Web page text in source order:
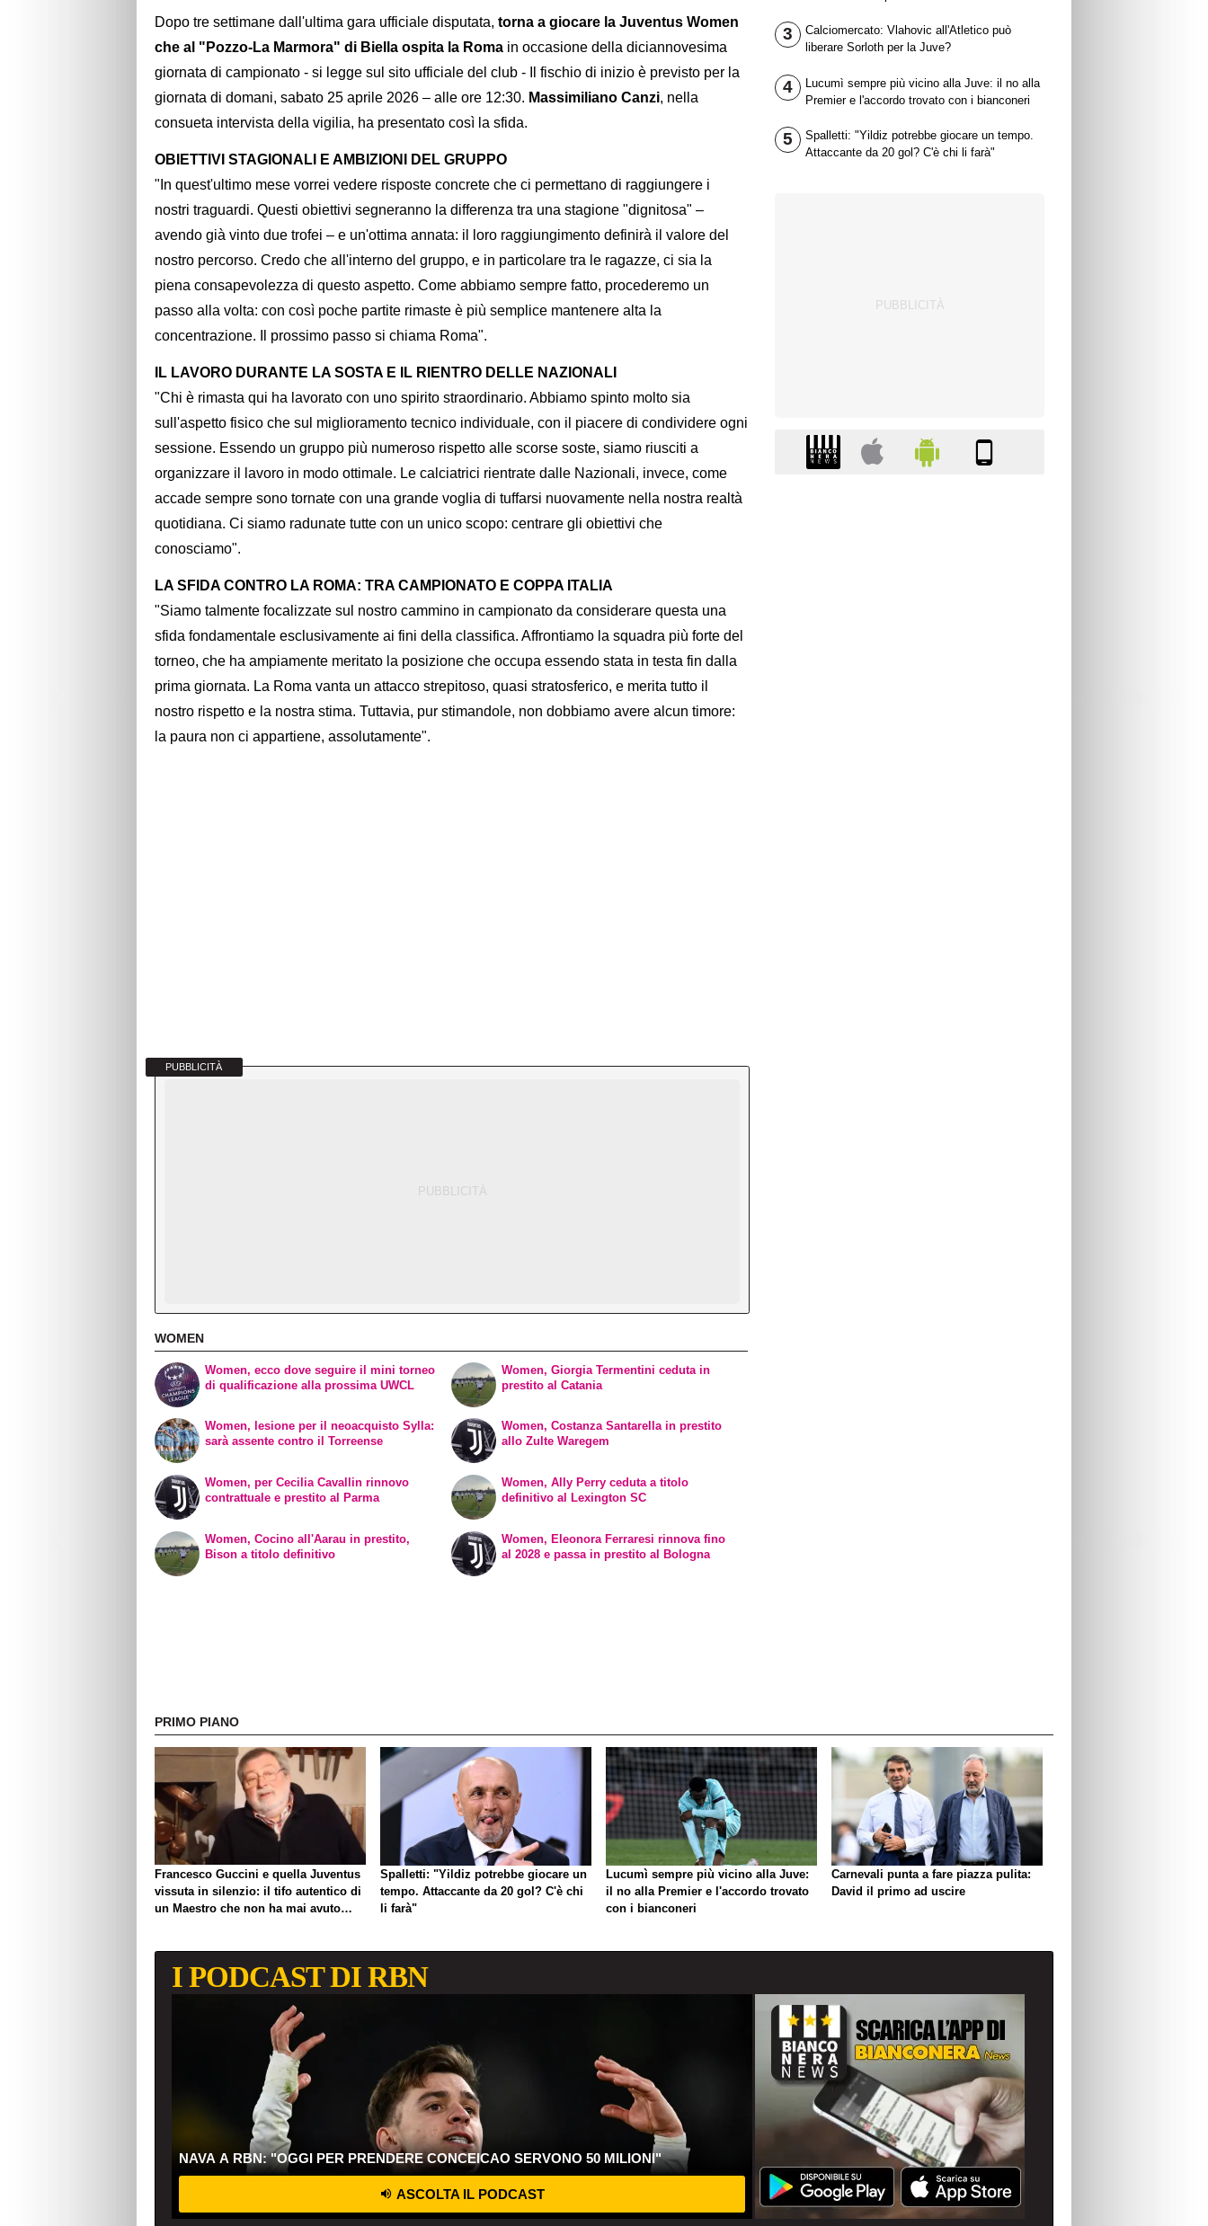
Dopo tre settimane dall'ultima gara ufficiale disputata, torna a giocare la Juventus Women
che al "Pozzo-La Marmora" di Biella ospita la Roma in occasione della diciannovesima
giornata di campionato - si legge sul sito ufficiale del club - Il fischio di inizio è previsto per la
giornata di domani, sabato 25 aprile 2026 – alle ore 12:30. Massimiliano Canzi, nella
consueta intervista della vigilia, ha presentato così la sfida.
OBIETTIVI STAGIONALI E AMBIZIONI DEL GRUPPO
"In quest'ultimo mese vorrei vedere risposte concrete che ci permettano di raggiungere i
nostri traguardi. Questi obiettivi segneranno la differenza tra una stagione "dignitosa" –
avendo già vinto due trofei – e un'ottima annata: il loro raggiungimento definirà il valore del
nostro percorso. Credo che all'interno del gruppo, e in particolare tra le ragazze, ci sia la
piena consapevolezza di questo aspetto. Come abbiamo sempre fatto, procederemo un
passo alla volta: con così poche partite rimaste è più semplice mantenere alta la
concentrazione. Il prossimo passo si chiama Roma".
IL LAVORO DURANTE LA SOSTA E IL RIENTRO DELLE NAZIONALI
"Chi è rimasta qui ha lavorato con uno spirito straordinario. Abbiamo spinto molto sia
sull'aspetto fisico che sul miglioramento tecnico individuale, con il piacere di condividere ogni
sessione. Essendo un gruppo più numeroso rispetto alle scorse soste, siamo riusciti a
organizzare il lavoro in modo ottimale. Le calciatrici rientrate dalle Nazionali, invece, come
accade sempre sono tornate con una grande voglia di tuffarsi nuovamente nella nostra realtà
quotidiana. Ci siamo radunate tutte con un unico scopo: centrare gli obiettivi che
conosciamo".
LA SFIDA CONTRO LA ROMA: TRA CAMPIONATO E COPPA ITALIA
"Siamo talmente focalizzate sul nostro cammino in campionato da considerare questa una
sfida fondamentale esclusivamente ai fini della classifica. Affrontiamo la squadra più forte del
torneo, che ha ampiamente meritato la posizione che occupa essendo stata in testa fin dalla
prima giornata. La Roma vanta un attacco strepitoso, quasi stratosferico, e merita tutto il
nostro rispetto e la nostra stima. Tuttavia, pur stimandole, non dobbiamo avere alcun timore:
la paura non ci appartiene, assolutamente".
PUBBLICITÀ
WOMEN
Women, ecco dove seguire il mini torneo
di qualificazione alla prossima UWCL
Women, lesione per il neoacquisto Sylla:
sarà assente contro il Torreense
Women, Giorgia Termentini ceduta in
prestito al Catania
Women, Costanza Santarella in prestito
allo Zulte Waregem
Women, per Cecilia Cavallin rinnovo
contrattuale e prestito al Parma
Women, Cocino all'Aarau in prestito,
Bison a titolo definitivo
Women, Ally Perry ceduta a titolo
definitivo al Lexington SC
Women, Eleonora Ferraresi rinnova fino
al 2028 e passa in prestito al Bologna
3
Calciomercato: Vlahovic all'Atletico può
liberare Sorloth per la Juve?
4
Lucumì sempre più vicino alla Juve: il no alla
Premier e l'accordo trovato con i bianconeri
5
Spalletti: "Yildiz potrebbe giocare un tempo.
Attaccante da 20 gol? C'è chi li farà"
PRIMO PIANO
Francesco Guccini e quella Juventus
vissuta in silenzio: il tifo autentico di
un Maestro che non ha mai avuto
Spalletti: "Yildiz potrebbe giocare un
tempo. Attaccante da 20 gol? C'è chi
li farà"
Lucumì sempre più vicino alla Juve:
il no alla Premier e l'accordo trovato
con i bianconeri
Carnevali punta a fare piazza pulita:
David il primo ad uscire
I PODCAST DI RBN
NAVA A RBN: "OGGI PER PRENDERE CONCEICAO SERVONO 50 MILIONI"
ASCOLTA IL PODCAST